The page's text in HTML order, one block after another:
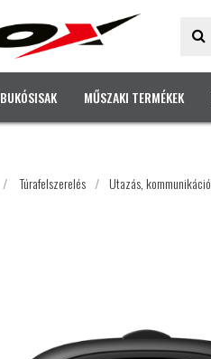
BUKÓSISAK MŰSZAKI TERMÉKEK
/ Túrafelszerelés / Utazás, kommunikáció